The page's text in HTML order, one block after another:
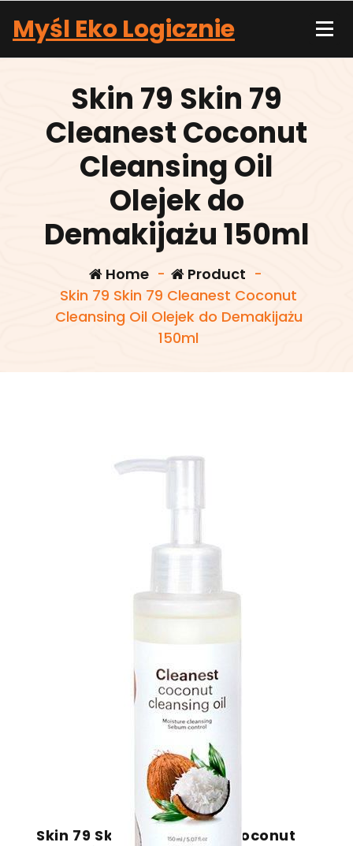
content
Myśl Eko Logicznie
Skin 79 Skin 79
Cleanest Coconut
Cleansing Oil
Olejek do
Demakijażu 150ml
Home- Product -
Skin 79 Skin 79 Cleanest Coconut
Cleansing Oil Olejek do Demakijażu
150ml
Skin 79 Skin 79 Cleanest Coconut